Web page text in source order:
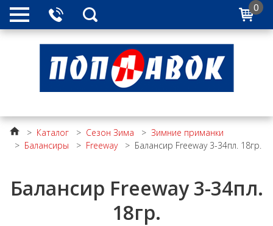
0
> Каталог > Сезон Зима > Зимние приманки
> Балансиры > Freeway > Балансир Freeway 3-34пл. 18гр.
Балансир Freeway 3-34пл.
18гр.